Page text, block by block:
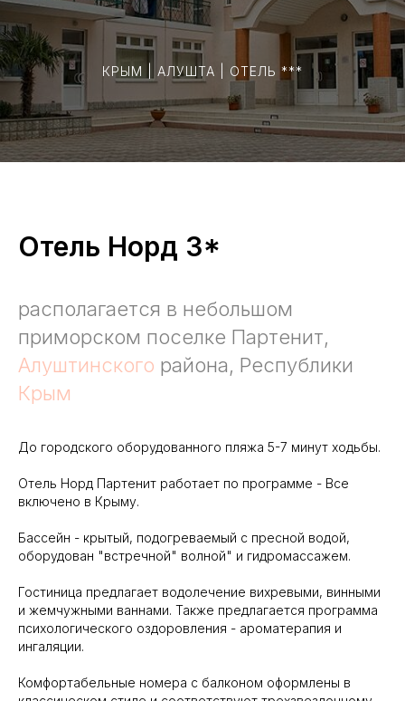
КРЫМ | АЛУШТА | ОТЕЛЬ ***
Отель Норд 3*
располагается в небольшом
приморском поселке Партенит,
Алуштинского района, Республики
Крым
До городского оборудованного пляжа 5-7 минут ходьбы.
Отель Норд Партенит работает по программе - Все
включено в Крыму.
Бассейн - крытый, подогреваемый с пресной водой,
оборудован "встречной" волной" и гидромассажем.
Гостиница предлагает водолечение вихревыми, винными
и жемчужными ваннами. Также предлагается программа
психологического оздоровления - ароматерапия и
ингаляции.
Комфортабельные номера с балконом оформлены в